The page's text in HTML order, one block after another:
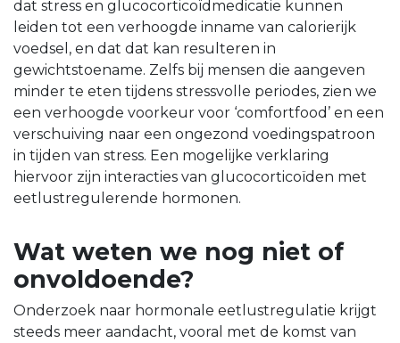
dat stress en glucocorticoïdmedicatie kunnen
leiden tot een verhoogde inname van calorierijk
voedsel, en dat dat kan resulteren in
gewichtstoename. Zelfs bij mensen die aangeven
minder te eten tijdens stressvolle periodes, zien we
een verhoogde voorkeur voor ‘comfortfood’ en een
verschuiving naar een ongezond voedingspatroon
in tijden van stress. Een mogelijke verklaring
hiervoor zijn interacties van glucocorticoïden met
eetlustregulerende hormonen.
Wat weten we nog niet of
onvoldoende?
Onderzoek naar hormonale eetlustregulatie krijgt
steeds meer aandacht, vooral met de komst van